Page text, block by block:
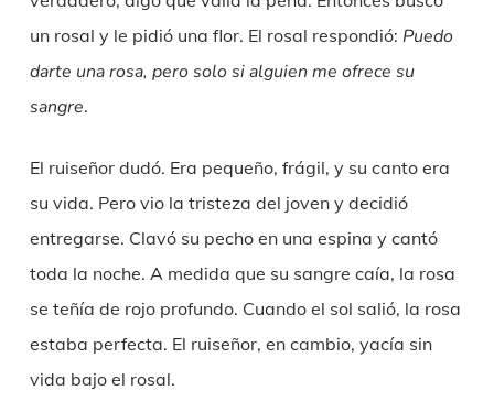
un rosal y le pidió una flor. El rosal respondió: Puedo
darte una rosa, pero solo si alguien me ofrece su
sangre.
El ruiseñor dudó. Era pequeño, frágil, y su canto era
su vida. Pero vio la tristeza del joven y decidió
entregarse. Clavó su pecho en una espina y cantó
toda la noche. A medida que su sangre caía, la rosa
se teñía de rojo profundo. Cuando el sol salió, la rosa
estaba perfecta. El ruiseñor, en cambio, yacía sin
vida bajo el rosal.